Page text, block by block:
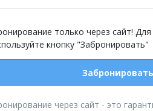
только через сайт!
кнопку "Забронировать"
Забронировать
через сайт - это